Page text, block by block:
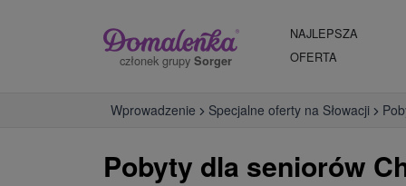
członek grupy Sorger
NAJLEPSZA
OFERTA
Wprowadzenie Specjalne oferty na Słowacji
Pobyty dla seniorów